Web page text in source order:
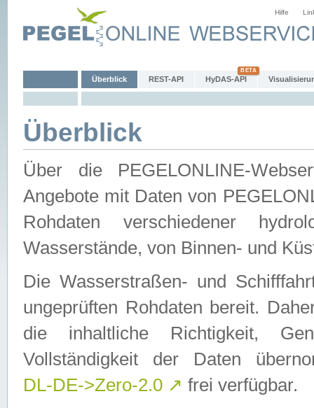
Hilfe
Überblick REST-API HyDAS-API
Überblick
Über die PEGELONLINE-
Angebote mit Daten von
Rohdaten verschiedener
Wasserstände, von Binnen- und
Die Wasserstraßen- und
ungeprüften Rohdaten bereit.
die inhaltliche Richtigkeit,
Vollständigkeit der Daten
DL-DE->Zero-2.0 ↗ frei verfügbar.